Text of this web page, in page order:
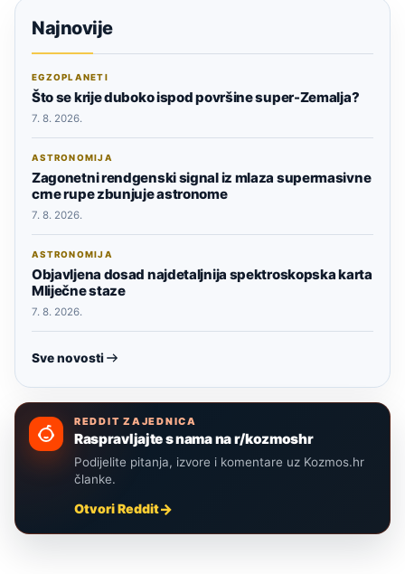
Najnovije
EGZOPLANETI
Što se krije duboko ispod površine super-Zemalja?
7. 8. 2026.
ASTRONOMIJA
Zagonetni rendgenski signal iz mlaza supermasivne
crne rupe zbunjuje astronome
7. 8. 2026.
ASTRONOMIJA
Objavljena dosad najdetaljnija spektroskopska karta
Mliječne staze
7. 8. 2026.
Sve novosti
REDDIT ZAJEDNICA
Raspravljajte s nama na r/kozmoshr
Podijelite pitanja, izvore i komentare uz Kozmos.hr
članke.
Otvori Reddit